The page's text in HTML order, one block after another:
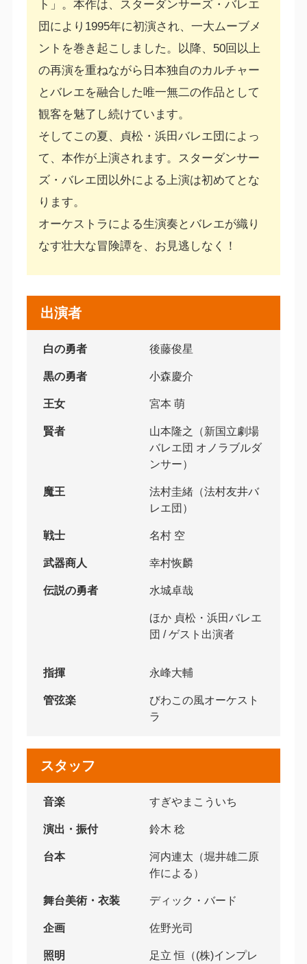
ト」。本作は、スターダンサーズ・バレエ
団により1995年に初演され、一大ムーブメ
ントを巻き起こしました。以降、50回以上
の再演を重ねながら日本独自のカルチャー
とバレエを融合した唯一無二の作品として
観客を魅了し続けています。
そしてこの夏、貞松・浜田バレエ団によっ
て、本作が上演されます。スターダンサー
ズ・バレエ団以外による上演は初めてとな
ります。
オーケストラによる生演奏とバレエが織り
なす壮大な冒険譚を、お見逃しなく！
出演者
白の勇者 後藤俊星
黒の勇者 小森慶介
王女 宮本 萌
賢者
山本隆之（新国立劇場
バレエ団 オノラブルダ
ンサー）
魔王
法村圭緒（法村友井バ
レエ団）
戦士 名村 空
武器商人 幸村恢麟
伝説の勇者 水城卓哉
ほか 貞松・浜田バレエ
団 / ゲスト出演者
指揮 永峰大輔
管弦楽
びわこの風オーケスト
ラ
スタッフ
音楽 すぎやまこういち
演出・振付 鈴木 稔
台本
河内連太（堀井雄二原
作による）
舞台美術・衣装 ディック・バード
企画 佐野光司
照明 足立 恒（(株)インプレ